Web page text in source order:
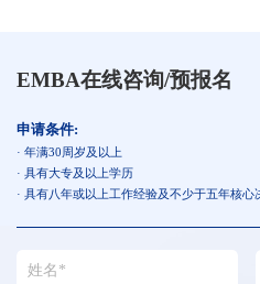
EMBA在线咨询/预报名
申请条件:
· 年满30周岁及以上
· 具有大专及以上学历
· 具有八年或以上工作经验及不少于五年核心